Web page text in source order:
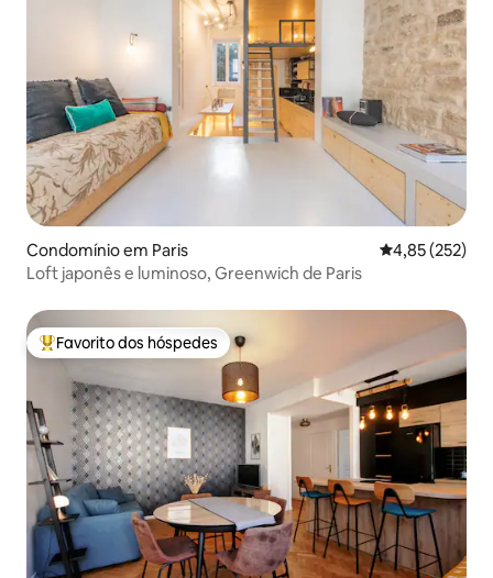
Condomínio em Paris Classificação
4,85 (252)
Loft japonês e luminoso, Greenwich de Paris
Favoritos dos hóspedes mais apreciados
Favorito dos hóspedes